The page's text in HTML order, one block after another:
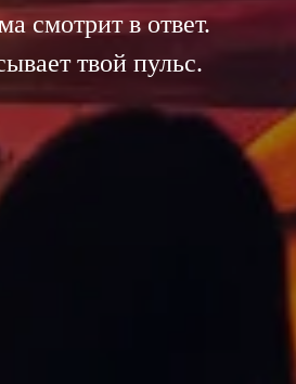
смотрит в ответ.
твой пульс.